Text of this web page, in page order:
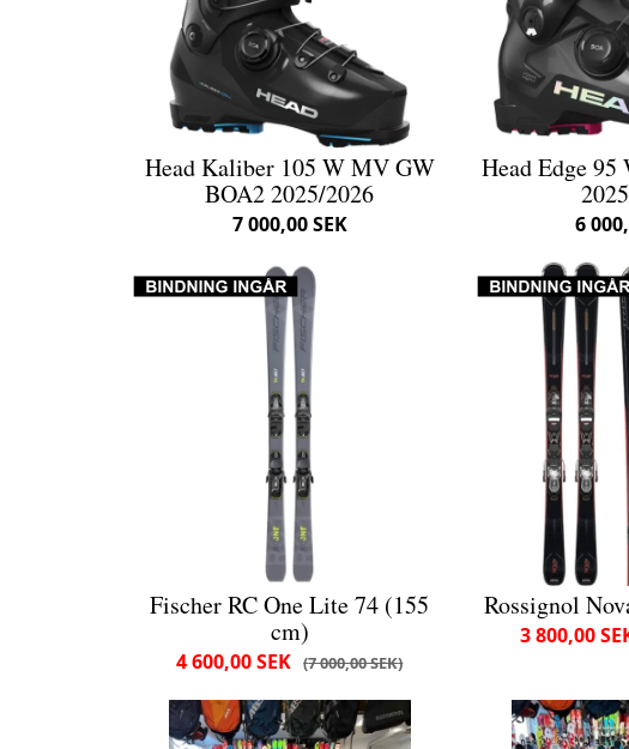
Head Kaliber 105 W MV GW
BOA2 2025/2026
7 000,00 SEK
Head Edge
6
Fischer RC One Lite 74 (155
cm)
7 000,00 SEK
4 600,00 SEK
Rossignol
3 800,00